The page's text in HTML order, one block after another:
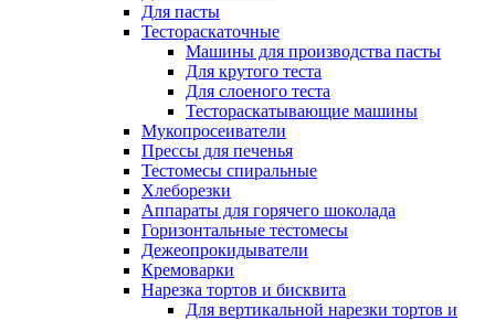
Для пасты
Тестораскаточные
Машины для производства пасты
Для крутого теста
Для слоеного теста
Тестораскатывающие машины
Мукопросеиватели
Прессы для печенья
Тестомесы спиральные
Хлеборезки
Аппараты для горячего шоколада
Горизонтальные тестомесы
Дежеопрокидыватели
Кремоварки
Нарезка тортов и бисквита
Для вертикальной нарезки тортов и